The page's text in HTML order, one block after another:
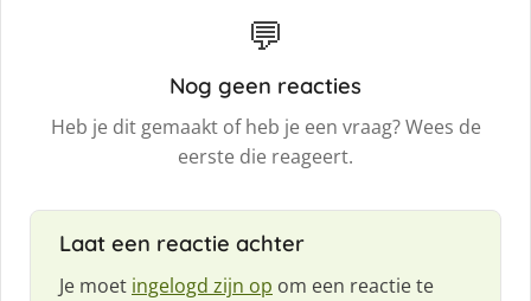
💬
Nog geen reacties
Heb je dit gemaakt of heb je een vraag? Wees de
eerste die reageert.
Laat een reactie achter
Je moet ingelogd zijn op om een reactie te